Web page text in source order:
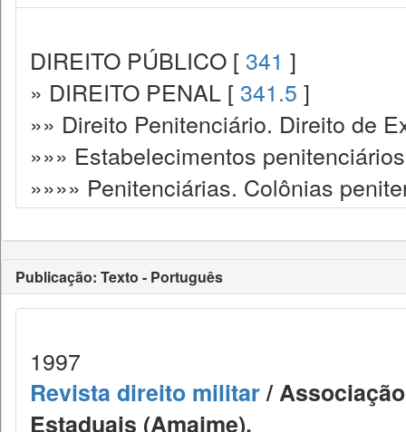
DIREITO PÚBLICO [ 341 ]
» DIREITO PENAL [ 341.5 ]
»» Direito Penitenciário. Direito de
»»» Estabelecimentos
»»»» Penitenciárias. Colônias
Publicação: Texto - Português
1997
Revista direito militar/
Estaduais (Amajme).